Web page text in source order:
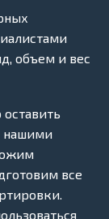
объем и вес
оставить
нашими
все